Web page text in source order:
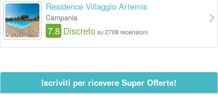
Residence Villaggio Artemis
Campania
7.8 Discreto su 2708 recensioni
Iscriviti per ricevere Super Offerte!